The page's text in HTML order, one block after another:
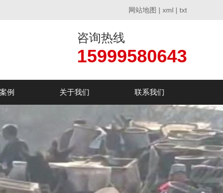
网站地图 | xml | txt
咨询热线
15999580643
例 关于我们 联系我们